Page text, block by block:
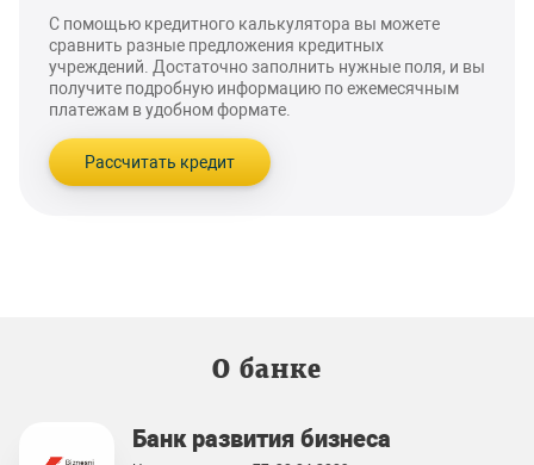
С помощью кредитного калькулятора вы можете
сравнить разные предложения кредитных
учреждений. Достаточно заполнить нужные поля, и вы
получите подробную информацию по ежемесячным
платежам в удобном формате.
Рассчитать кредит
О банке
Банк развития бизнеса